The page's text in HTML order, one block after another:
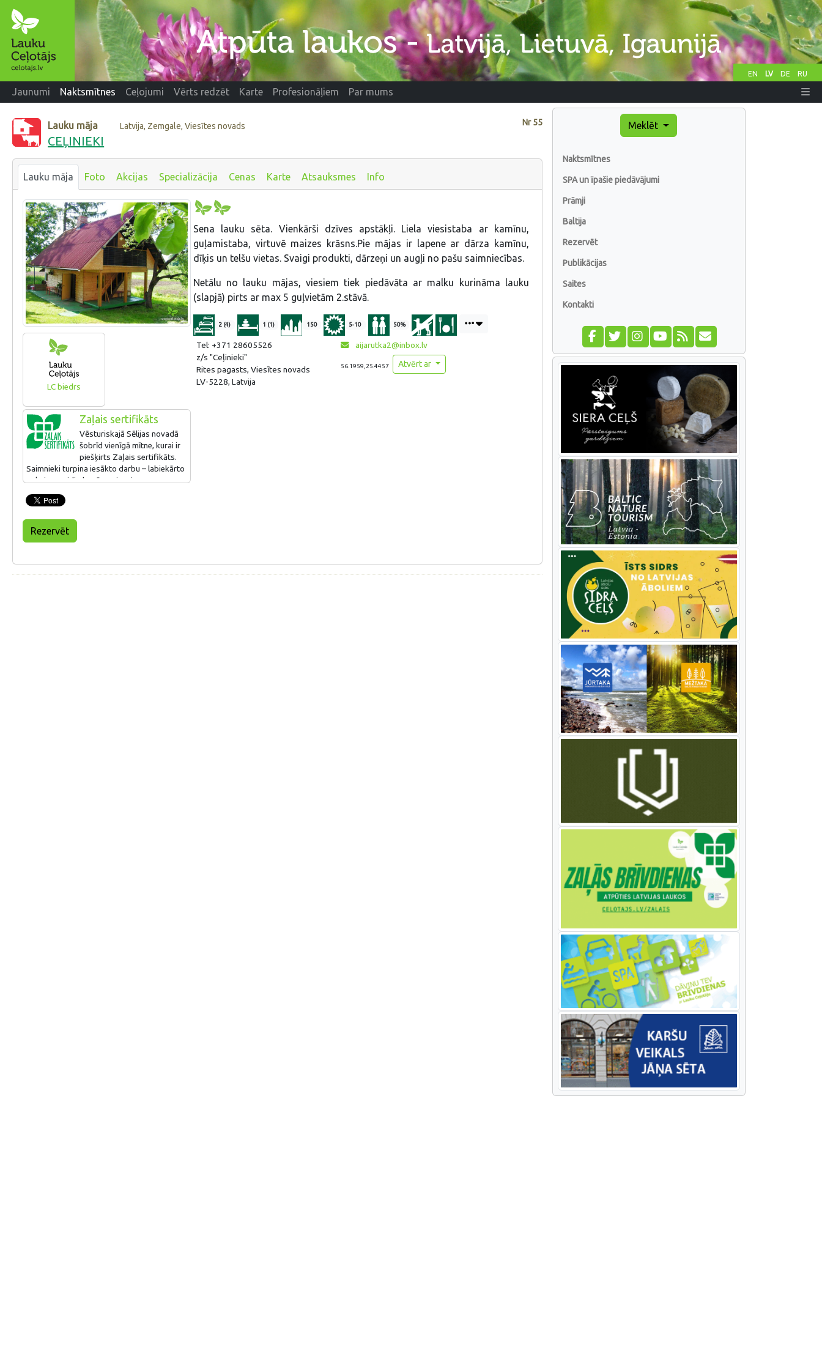
EN LV DE RU
Jaunumi Naktsmītnes Ceļojumi Vērts redzēt Karte Profesionāļiem Par mums
Nr55
Lauku māja Latvija, Zemgale, Viesītes novads
CEĻINIEKI
Lauku māja Foto Akcijas Specializācija Cenas Karte Atsauksmes Info
LC biedrs
Zaļais sertifikāts
Vēsturiskajā Sēlijas novadā
šobrīd vienīgā mītne, kurai ir
piešķirts Zaļais sertifikāts.
Saimnieki turpina iesākto darbu – labiekārto
apkaimes vidi, domā par jauniem
uzstādīta jauna apkures sistēma dzīvojamā
augļus no savas saimniecības.
Sena lauku sēta. Vienkārši dzīves apstākļi. Liela viesistaba ar kamīnu,
guļamistaba, virtuvē maizes krāsns.Pie mājas ir lapene ar dārza kamīnu,
dīķis un telšu vietas. Svaigi produkti, dārzeņi un augļi no pašu saimniecības.
Netālu no lauku mājas, viesiem tiek piedāvāta ar malku kurināma lauku
(slapjā) pirts ar max 5 guļvietām 2.stāvā.
2 (4) 1 (1) 150 5-10 50%
Tel: +371 28605526
z/s "Ceļinieki"
Rites pagasts, Viesītes novads
LV-5228, Latvija
aijarutka2@inbox.lv
56.1959,25.4457 Atvērt ar
Rezervēt
Meklēt
Naktsmītnes
SPA un īpašie piedāvājumi
Prāmji
Baltija
Rezervēt
Publikācijas
Saites
Kontakti